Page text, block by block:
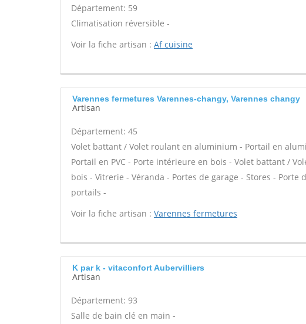
Département: 59
Climatisation réversible -
Voir la fiche artisan : Af cuisine
Varennes fermetures Varennes-changy, Varennes changy
Artisan
Département: 45
Volet battant / Volet roulant en aluminium - Portail en
Portail en PVC - Porte intérieure en bois - Volet battant /
bois - Vitrerie - Véranda - Portes de garage - Stores -
portails -
Voir la fiche artisan : Varennes fermetures
K par k - vitaconfort Aubervilliers
Artisan
Département: 93
Salle de bain clé en main -